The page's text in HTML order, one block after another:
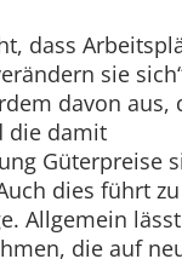
dass
sie
davon aus,
die damit
Güterpreise
dies führt
Allgemein
die auf